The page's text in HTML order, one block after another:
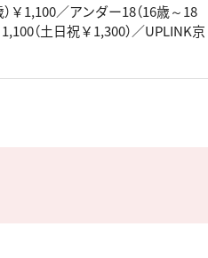
￥1,100／アンダー18（16歳～18
（土日祝￥1,300）／UPLINK京